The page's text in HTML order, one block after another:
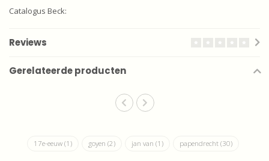
Catalogus Beck:
Reviews
Gerelateerde producten
17e-eeuw (1) goyen (2) jan van (1) papendrecht (30)